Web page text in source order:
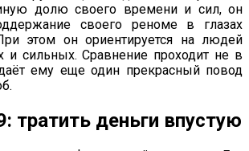
долю своего времени и сил, он
своего реноме в глазах
этом он ориентируется на людей
и сильных. Сравнение проходит не в
ему еще один прекрасный повод
тратить деньги впустую